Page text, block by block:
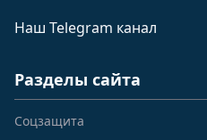
Наш Telegram канал
Разделы сайта
Соцзащита